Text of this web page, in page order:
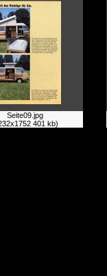
Seite09.jpg
401 kb)